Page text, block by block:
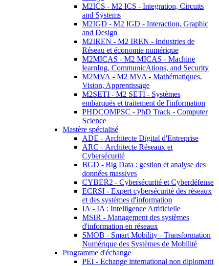
M2ICS - M2 ICS - Integration, Circuits
and Systems
M2IGD - M2 IGD - Interaction, Graphic
and Design
M2IREN - M2 IREN - Industries de
Réseau et économie numérique
M2MICAS - M2 MICAS - Machine
learnIng, CommunicAtions, and Security
M2MVA - M2 MVA - Mathématiques,
Vision, Apprentissage
M2SETI - M2 SETI - Systèmes
embarqués et traitement de l'information
PHDCOMPSC - PhD Track - Computer
Science
Mastère spécialisé
ADE - Architecte Digital d'Entreprise
ARC - Architecte Réseaux et
Cybersécurité
BGD - Big Data : gestion et analyse des
données massives
CYBER2 - Cybersécurité et Cyberdéfense
ECRSI - Expert cybersécurité des réseaux
et des systèmes d'information
IA - IA : Intelligence Artificielle
MSIR - Management des systèmes
d'information en réseaux
SMOB - Smart Mobility - Transformation
Numérique des Systèmes de Mobilité
Programme d'échange
PEI - Echange international non diplomant